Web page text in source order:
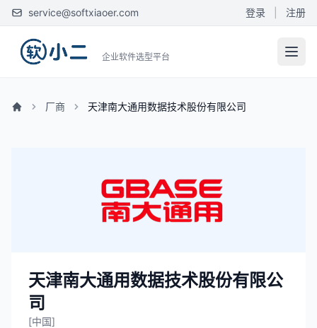
service@softxiaoer.com 登录 注册
企业软件选型平台
厂商 天津南大通用数据技术股份有限公司
天津南大通用数据技术股份有限公
司
[中国]